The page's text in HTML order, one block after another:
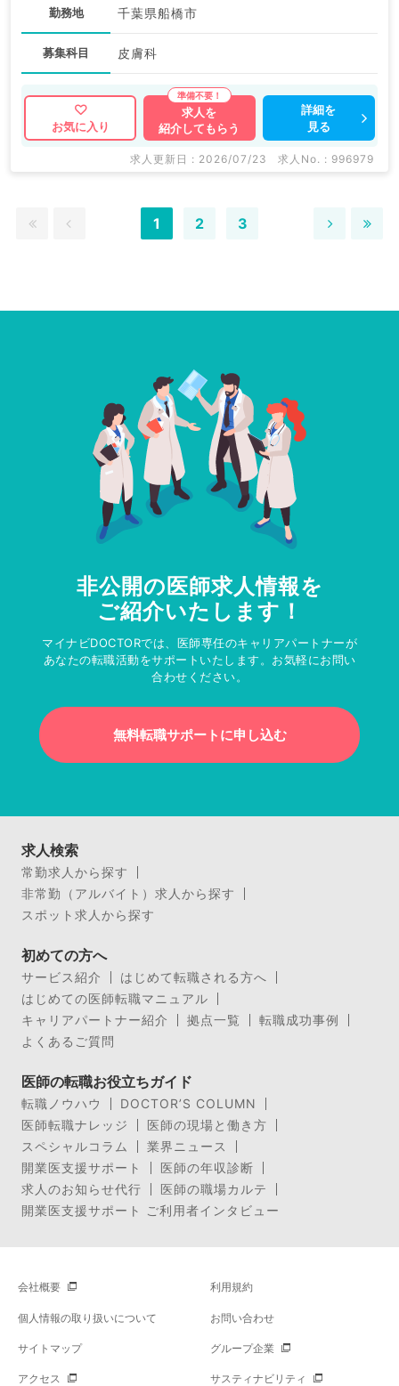
勤務地 千葉県船橋市
募集科目 皮膚科
お気に入り
求人を
紹介してもらう
詳細を
見る
求人更新日 : 2026/07/23 求人No. : 996979
1 2 3
非公開の医師求人情報を
ご紹介いたします！
マイナビDOCTORでは、医師専任のキャリアパートナーが
あなたの転職活動をサポートいたします。お気軽にお問い
合わせください。
無料転職サポートに申し込む
求人検索
常勤求人から探す
非常勤（アルバイト）求人から探す
スポット求人から探す
初めての方へ
サービス紹介
はじめて転職される方へ
はじめての医師転職マニュアル
キャリアパートナー紹介
拠点一覧
転職成功事例
よくあるご質問
医師の転職お役立ちガイド
転職ノウハウ
DOCTOR’S COLUMN
医師転職ナレッジ
医師の現場と働き方
スペシャルコラム
業界ニュース
開業医支援サポート
医師の年収診断
求人のお知らせ代行
医師の職場カルテ
開業医支援サポート ご利用者インタビュー
会社概要 利用規約
個人情報の取り扱いについて お問い合わせ
サイトマップ グループ企業
アクセス サスティナビリティ